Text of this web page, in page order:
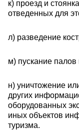
к) проезд и
отведенных для
л) разведение
м) пускание палов
н) уничтожение
других
оборудованных
иных объектов
туризма.